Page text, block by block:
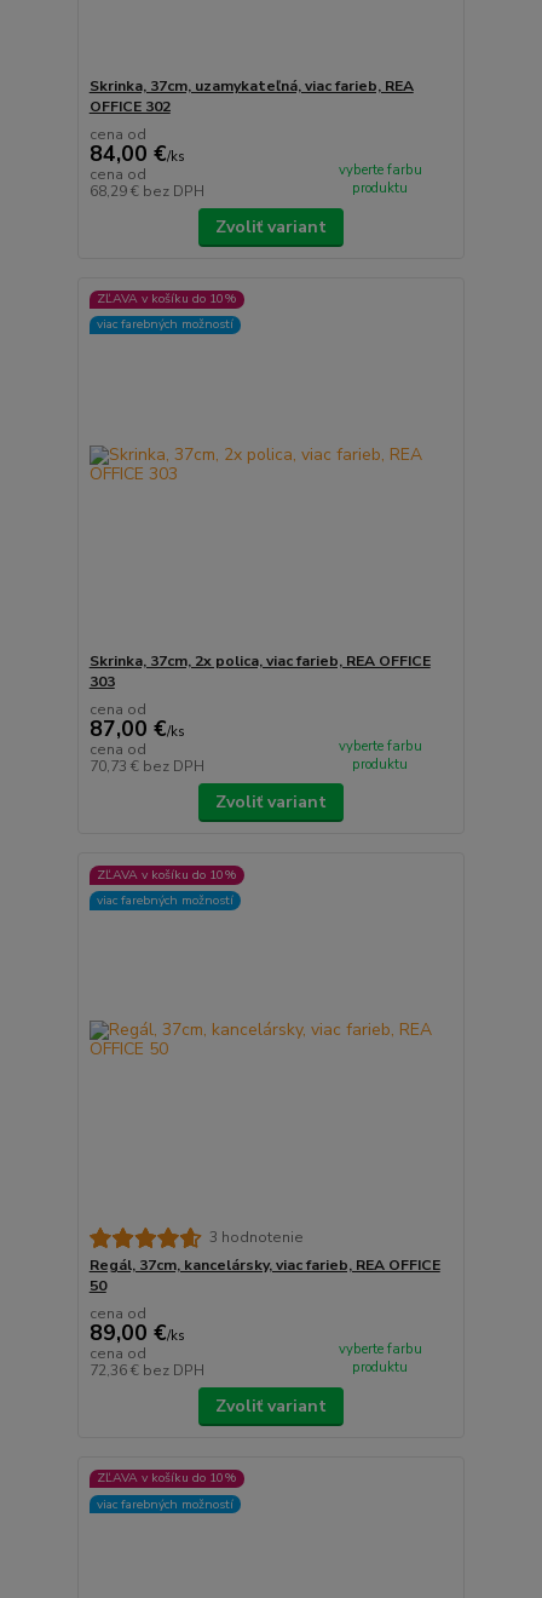
Skrinka, 37cm, uzamykateľná, viac farieb, REA
OFFICE 302
cena od
84,00 €/ks
cena od
68,29 € bez DPH
vyberte farbu
produktu
Zvoliť variant
ZĽAVA v košíku do 10%
viac farebných možností
Skrinka, 37cm, 2x polica, viac farieb, REA OFFICE
303
cena od
87,00 €/ks
cena od
70,73 € bez DPH
vyberte farbu
produktu
Zvoliť variant
ZĽAVA v košíku do 10%
viac farebných možností
3 hodnotenie
Regál, 37cm, kancelársky, viac farieb, REA OFFICE
50
cena od
89,00 €/ks
cena od
72,36 € bez DPH
vyberte farbu
produktu
Zvoliť variant
ZĽAVA v košíku do 10%
viac farebných možností